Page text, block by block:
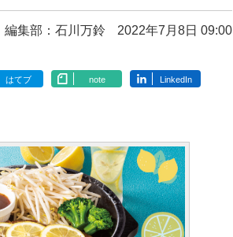
編集部：石川万鈴 2022年7月8日 09:00
はてブ note LinkedIn